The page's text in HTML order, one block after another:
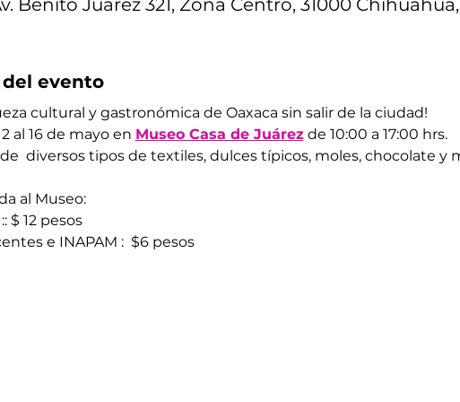
evento
cultural y gastronómica de Oaxaca sin salir de la ciudad!
al 16 de mayo en Museo Casa de Juárez de 10:00 a 17:00 hrs.
diversos tipos de textiles, dulces típicos, moles, chocolate y
al Museo:
$ 12 pesos
e INAPAM :  $6 pesos